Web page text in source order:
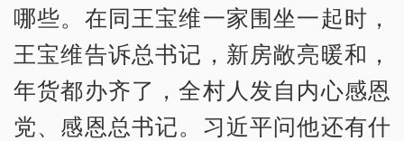
哪些。在同王宝维一家围坐一起时，
王宝维告诉总书记，新房敞亮暖和，
年货都办齐了，全村人发自内心感恩
党、感恩总书记。习近平问他还有什